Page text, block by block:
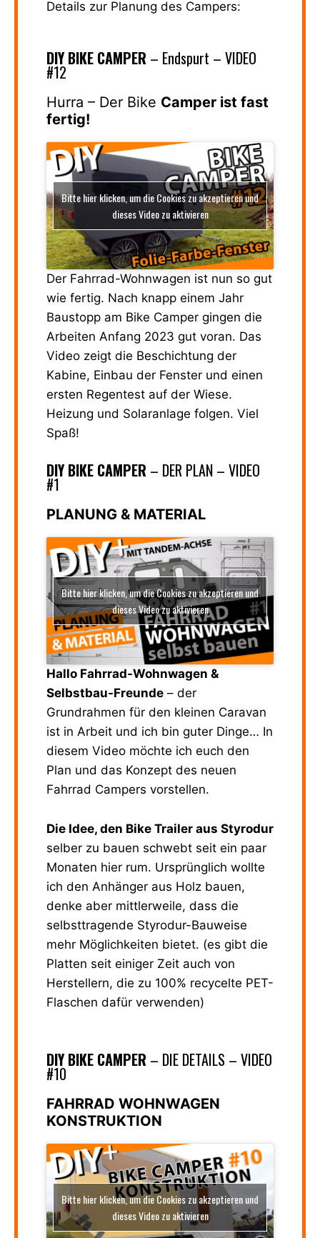
Details zur Planung des Campers:
DIY BIKE CAMPER – Endspurt – VIDEO
#12
Hurra – Der Bike Camper ist fast
fertig!
Bitte hier klicken, um die Cookies zu akzeptieren und
dieses Video zu aktivieren
Der Fahrrad-Wohnwagen ist nun so gut
wie fertig. Nach knapp einem Jahr
Baustopp am Bike Camper gingen die
Arbeiten Anfang 2023 gut voran. Das
Video zeigt die Beschichtung der
Kabine, Einbau der Fenster und einen
ersten Regentest auf der Wiese.
Heizung und Solaranlage folgen. Viel
Spaß!
DIY BIKE CAMPER – DER PLAN – VIDEO
#1
PLANUNG & MATERIAL
Bitte hier klicken, um die Cookies zu akzeptieren und
dieses Video zu aktivieren
Hallo Fahrrad-Wohnwagen &
Selbstbau-Freunde – der
Grundrahmen für den kleinen Caravan
ist in Arbeit und ich bin guter Dinge… In
diesem Video möchte ich euch den
Plan und das Konzept des neuen
Fahrrad Campers vorstellen.
Die Idee, den Bike Trailer aus Styrodur
selber zu bauen schwebt seit ein paar
Monaten hier rum. Ursprünglich wollte
ich den Anhänger aus Holz bauen,
denke aber mittlerweile, dass die
selbsttragende Styrodur-Bauweise
mehr Möglichkeiten bietet. (es gibt die
Platten seit einiger Zeit auch von
Herstellern, die zu 100% recycelte PET-
Flaschen dafür verwenden)
DIY BIKE CAMPER – DIE DETAILS – VIDEO
#10
FAHRRAD WOHNWAGEN
KONSTRUKTION
Bitte hier klicken, um die Cookies zu akzeptieren und
dieses Video zu aktivieren